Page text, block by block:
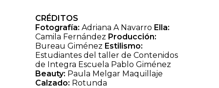
CRÉDITOS
Fotografía: Adriana A Navarro Ella:
Camila Fernández Producción:
Bureau Giménez Estilismo:
Estudiantes del taller de Contenidos
de Integra Escuela Pablo Giménez
Beauty: Paula Melgar Maquillaje
Calzado: Rotunda